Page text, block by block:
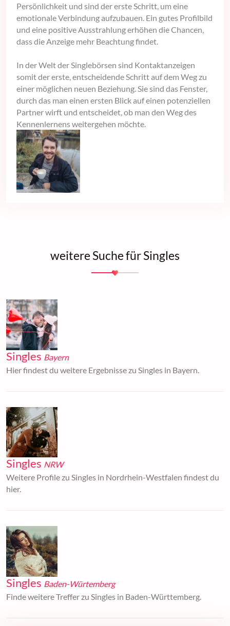
Persönlichkeit und sind der erste Schritt, um eine
emotionale Verbindung aufzubauen. Ein gutes Profilbild
und eine positive Ausstrahlung erhöhen die Chancen,
dass die Anzeige mehr Beachtung findet.
In der Welt der Singlebörsen sind Kontaktanzeigen
somit der erste, entscheidende Schritt auf dem Weg zu
einer möglichen neuen Beziehung. Sie sind das Fenster,
durch das man einen ersten Blick auf einen potenziellen
Partner wirft und entscheidet, ob man den Weg des
Kennenlernens weitergehen möchte.
weitere Suche für Singles
Singles Bayern
Hier findest du weitere Ergebnisse zu Singles in Bayern.
Singles NRW
Weitere Profile zu Singles in Nordrhein-Westfalen findest du
hier.
Singles Baden-Würtemberg
Finde weitere Treffer zu Singles in Baden-Württemberg.